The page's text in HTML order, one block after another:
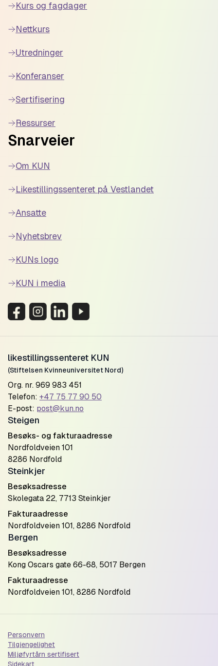
Kurs og fagdager
Nettkurs
Utredninger
Konferanser
Sertifisering
Ressurser
Snarveier
Om KUN
Likestillingssenteret på Vestlandet
Ansatte
Nyhetsbrev
KUNs logo
KUN i media
likestillingssenteret KUN
(Stiftelsen Kvinneuniversitet Nord)
Org. nr. 969 983 451
Telefon: +47 75 77 90 50
E-post: post@kun.no
Steigen
Besøks- og fakturaadresse
Nordfoldveien 101
8286 Nordfold
Steinkjer
Besøksadresse
Skolegata 22, 7713 Steinkjer
Fakturaadresse
Nordfoldveien 101, 8286 Nordfold
Bergen
Besøksadresse
Kong Oscars gate 66-68, 5017 Bergen
Fakturaadresse
Nordfoldveien 101, 8286 Nordfold
Personvern
Tilgjengelighet
Miljøfyrtårn sertifisert
Sidekart